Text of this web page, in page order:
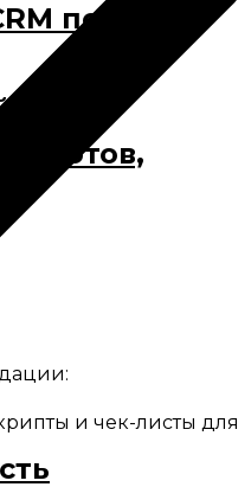
под
ботов,
и чек-листы для